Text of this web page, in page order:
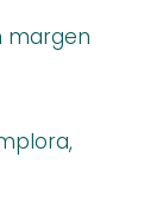
margen